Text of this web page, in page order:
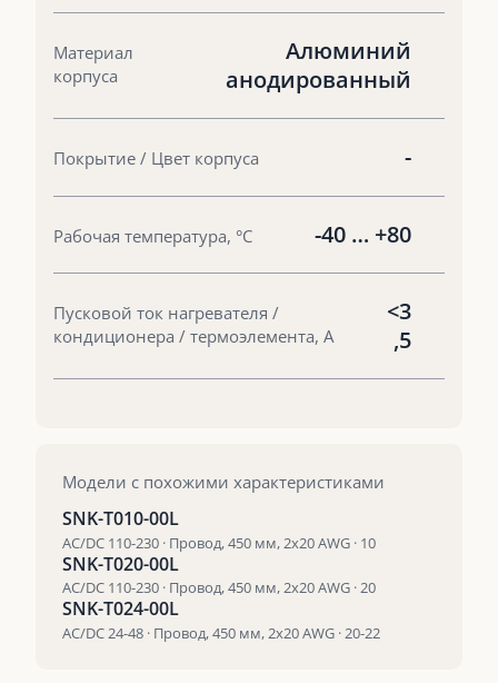
Материал
корпуса
Алюминий
анодированный
Покрытие / Цвет корпуса -
Рабочая температура, °С -40 … +80
Пусковой ток нагревателя /
кондиционера / термоэлемента, А
<3
,5
Модели с похожими характеристиками
SNK-T010-00L
AC/DC 110-230 · Провод, 450 мм, 2х20 AWG · 10
SNK-T020-00L
AC/DC 110-230 · Провод, 450 мм, 2х20 AWG · 20
SNK-T024-00L
AC/DC 24-48 · Провод, 450 мм, 2х20 AWG · 20-22